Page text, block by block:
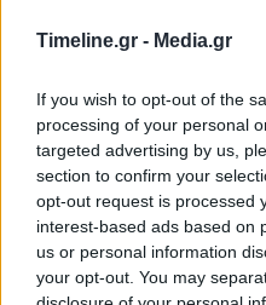
Timeline.gr - Media.gr
If you wish to opt-out of the
processing of your personal
targeted advertising by us,
section to confirm your
opt-out request is processed
interest-based ads based on
us or personal information
your opt-out. You may
δημοσκοπήσεις,
βασικό σλόγκαν της
του, με αφορμή και τις
πόλεις μετά τον
Τζορτζ Φλόιντ στη